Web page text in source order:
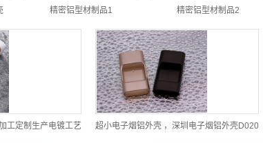
精密铝型材制品1 精密铝型材制品2
工定制生产电镀工艺 超小电子烟铝外壳 ，深圳电子烟铝外壳D020